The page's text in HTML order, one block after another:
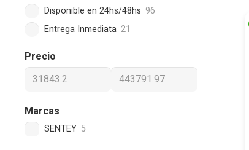
Disponible en 24hs/48hs 96
Entrega Inmediata 21
Precio
Marcas
SENTEY 5